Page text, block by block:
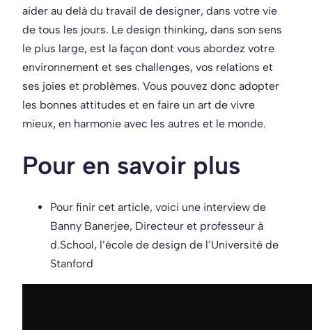
aider au delà du travail de designer, dans votre vie
de tous les jours. Le design thinking, dans son sens
le plus large, est la façon dont vous abordez votre
environnement et ses challenges, vos relations et
ses joies et problèmes. Vous pouvez donc adopter
les bonnes attitudes et en faire un art de vivre
mieux, en harmonie avec les autres et le monde.
Pour en savoir plus
Pour finir cet article, voici une interview de
Banny Banerjee, Directeur et professeur à
d.School, l’école de design de l’Université de
Stanford